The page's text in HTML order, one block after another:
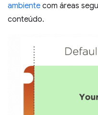
ambiente com áreas
conteúdo.